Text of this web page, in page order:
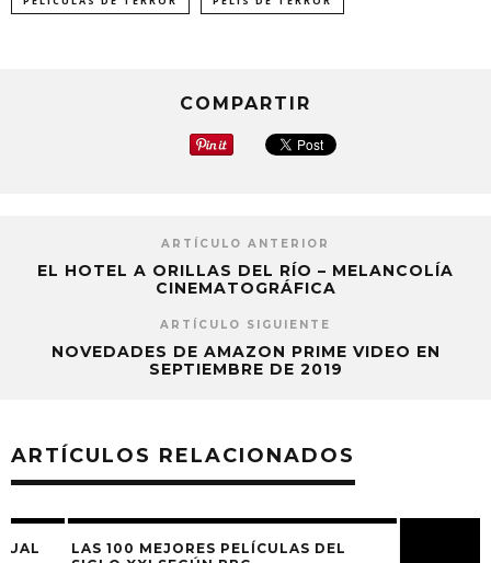
COMPARTIR
ARTÍCULO ANTERIOR
EL HOTEL A ORILLAS DEL RÍO – MELANCOLÍA
CINEMATOGRÁFICA
ARTÍCULO SIGUIENTE
NOVEDADES DE AMAZON PRIME VIDEO EN
SEPTIEMBRE DE 2019
ARTÍCULOS RELACIONADOS
LAS 100 MEJORES PELÍCULAS DEL